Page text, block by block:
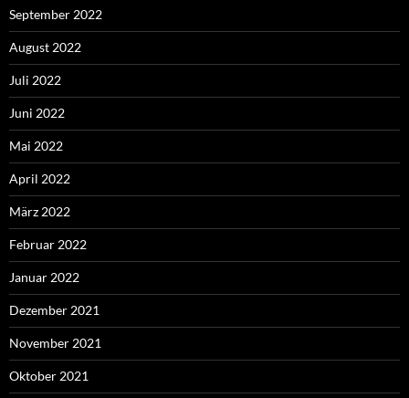
September 2022
August 2022
Juli 2022
Juni 2022
Mai 2022
April 2022
März 2022
Februar 2022
Januar 2022
Dezember 2021
November 2021
Oktober 2021